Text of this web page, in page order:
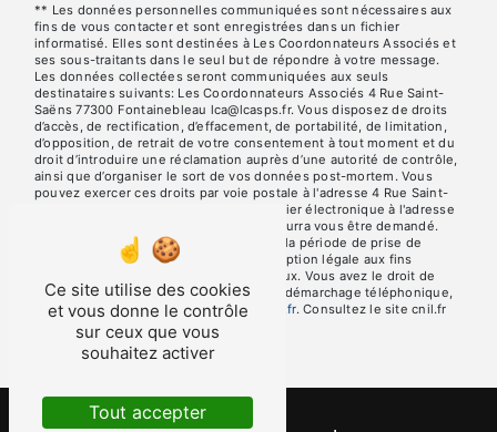
** Les données personnelles communiquées sont nécessaires aux
fins de vous contacter et sont enregistrées dans un fichier
informatisé. Elles sont destinées à Les Coordonnateurs Associés et
ses sous-traitants dans le seul but de répondre à votre message.
Les données collectées seront communiquées aux seuls
destinataires suivants: Les Coordonnateurs Associés 4 Rue Saint-
Saëns 77300 Fontainebleau lca@lcasps.fr. Vous disposez de droits
d’accès, de rectification, d’effacement, de portabilité, de limitation,
d’opposition, de retrait de votre consentement à tout moment et du
droit d’introduire une réclamation auprès d’une autorité de contrôle,
ainsi que d’organiser le sort de vos données post-mortem. Vous
pouvez exercer ces droits par voie postale à l'adresse 4 Rue Saint-
Saëns 77300 Fontainebleau ou par courrier électronique à l'adresse
lca@lcasps.fr. Un justificatif d'identité pourra vous être demandé.
Nous conservons vos données pendant la période de prise de
contact puis pendant la durée de prescription légale aux fins
probatoires et de gestion des contentieux. Vous avez le droit de
vous inscrire sur la liste d'opposition au démarchage téléphonique,
disponible à cette adresse:Bloctel.gouv.fr. Consultez le site cnil.fr
pour plus d’informations sur vos droits.
Ce site utilise des cookies
et vous donne le contrôle
sur ceux que vous
souhaitez activer
Tout accepter